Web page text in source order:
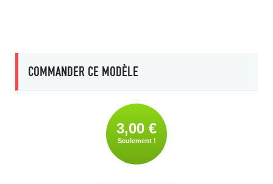
COMMANDER CE MODÈLE
3,00 €
Seulement !